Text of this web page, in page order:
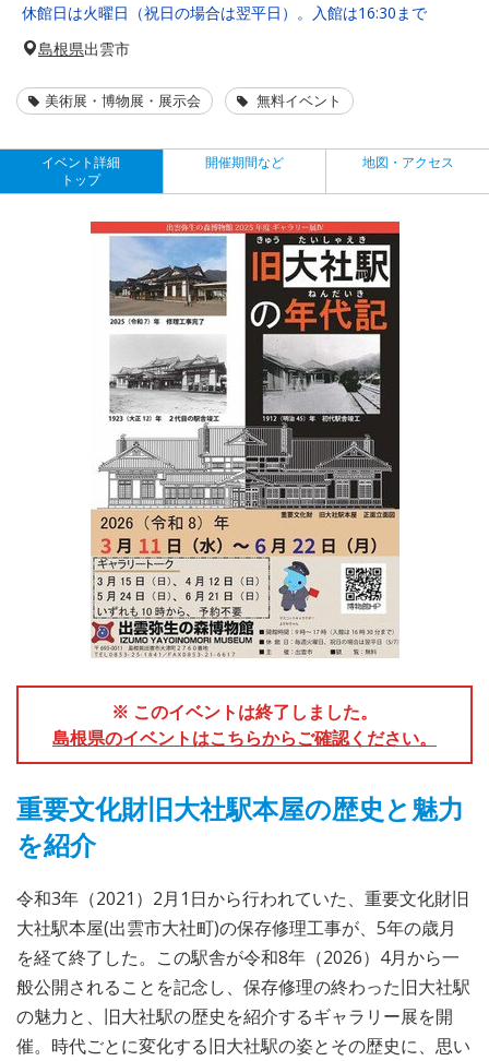
休館日は火曜日（祝日の場合は翌平日）。入館は16:30まで
島根県出雲市
美術展・博物展・展示会 無料イベント
イベント詳細
トップ
開催期間など 地図・アクセス
※ このイベントは終了しました。
島根県のイベントはこちらからご確認ください。
重要文化財旧大社駅本屋の歴史と魅力
を紹介
令和3年（2021）2月1日から行われていた、重要文化財旧
大社駅本屋(出雲市大社町)の保存修理工事が、5年の歳月
を経て終了した。この駅舎が令和8年（2026）4月から一
般公開されることを記念し、保存修理の終わった旧大社駅
の魅力と、旧大社駅の歴史を紹介するギャラリー展を開
催。時代ごとに変化する旧大社駅の姿とその歴史に、思い